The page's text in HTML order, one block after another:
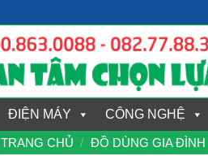
ĐIỆN MÁY CÔNG NGHỆ
TRANG CHỦ / ĐỒ DÙNG GIA ĐÌNH